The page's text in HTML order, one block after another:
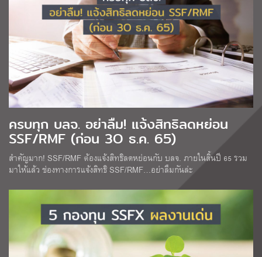
ครบทุก บลจ. อย่าลืม! แจ้งสิทธิลดหย่อน
SSF/RMF (ก่อน 3O ธ.ค. 65)
สำคัญมาก! SSF/RMF ต้องแจ้งสิทธิลดหย่อนกับ บลจ. ภายในสิ้นปี 65 รวม
มาให้แล้ว ช่องทางการแจ้งสิทธิ SSF/RMF…อย่าลืมกันล่ะ